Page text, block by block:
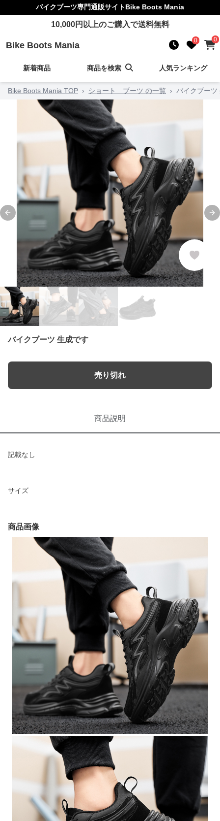
バイクブーツ専門通販サイトBike Boots Mania
10,000円以上のご購入で送料無料
Bike Boots Mania 0 0
新着商品 商品を検索 人気ランキング
Bike Boots Mania TOP › ショート ブーツ の一覧 › バイクブーツ
Previous slide
バイクブーツ 生成です
売り切れ
商品説明
記載なし
サイズ
商品画像